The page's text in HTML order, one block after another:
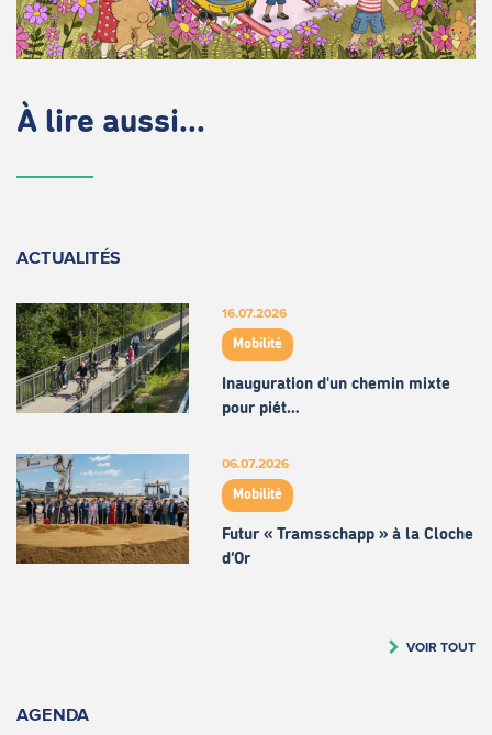
À lire aussi...
ACTUALITÉS
16.07.2026
Mobilité
Inauguration d'un chemin mixte
pour piét…
06.07.2026
Mobilité
Futur « Tramsschapp » à la Cloche
d’Or
VOIR TOUT
AGENDA